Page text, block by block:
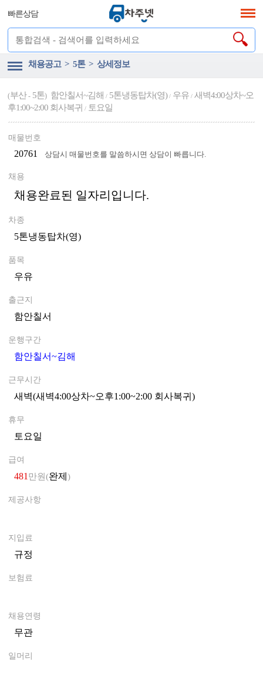
빠른상담
채용공고 > 5톤 > 상세정보
(부산- 5톤) 함안칠서~김해/ 5톤냉동탑차(영)/ 우유/ 새벽4:00상차~오
후1:00~2:00 회사복귀/ 토요일
매물번호
20761 상담시 매물번호를 말씀하시면 상담이 빠릅니다.
채용
채용완료된 일자리입니다.
차종
5톤냉동탑차(영)
품목
우유
출근지
함안칠서
운행구간
함안칠서~김해
근무시간
새벽(새벽4:00상차~오후1:00~2:00 회사복귀)0
휴무
토요일
급여
481 만원(완제 )
제공사항
지입료
규정
보험료
채용연령
무관
일머리